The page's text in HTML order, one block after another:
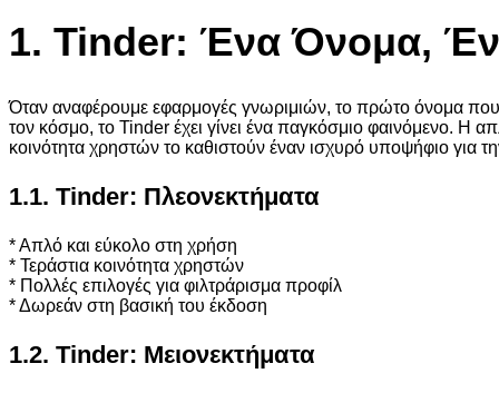
1. Tinder: Ένα Όνομα,
Όταν αναφέρουμε εφαρμογές γνωριμιών, το πρώτο όνομα που
τον κόσμο, το Tinder έχει γίνει ένα παγκόσμιο φαινόμενο. Η
κοινότητα χρηστών το καθιστούν έναν ισχυρό υποψήφιο για
1.1. Tinder: Πλεονεκτήματα
* Απλό και εύκολο στη χρήση
* Τεράστια κοινότητα χρηστών
* Πολλές επιλογές για φιλτράρισμα προφίλ
* Δωρεάν στη βασική του έκδοση
1.2. Tinder: Μειονεκτήματα